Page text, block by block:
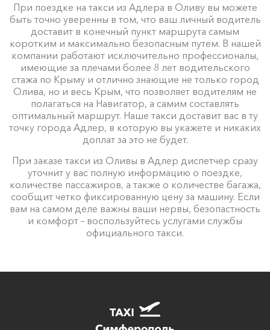
При поездке на такси из Адлера в Оливу вы можете
быть точно уверенны в том, что ваш личный водитель
доставит в конечный пункт маршрута самым
коротким и максимально безопасным путем. В нашей
компании работают исключительно профессионалы,
имеющие за плечами более 8 лет водительского
стажа по Крыму и отлично знающие не только город
Олива, но и весь Крым, что позволяет водителям не
полагаться на Навигатор, а самим составлять
оптимальный маршрут. Наше такси доставит вас в ту
точку города Адлер, в которую вы укажете и никаких
доплат за это не будет.
При заказе такси из Оливы в Адлер диспетчер сразу
уточнит у вас полную информацию о поездке,
количестве пассажиров, а также о количестве багажа,
сообщит четко фиксированную цену за машину. Если
вам на самом деле важны ваши нервы, безопастность
и комфорт – воспользуйтесь услугами службы
официального такси.